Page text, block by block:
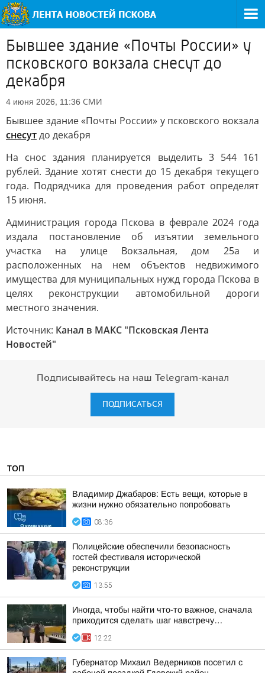
Бывшее здание «Почты России» у
псковского вокзала снесут до
декабря
4 июня 2026, 11:36 СМИ
Бывшее здание «Почты России» у псковского вокзала
снесутдо декабря
На снос здания планируется выделить 3 544 161
рублей. Здание хотят снести до 15 декабря текущего
года. Подрядчика для проведения работ определят
15 июня.
Администрация города Пскова в феврале 2024 года
издала постановление об изъятии земельного
участка на улице Вокзальная, дом 25а и
расположенных на нем объектов недвижимого
имущества для муниципальных нужд города Пскова в
целях реконструкции автомобильной дороги
местного значения.
Источник: Канал в МАКС "Псковская Лента
Новостей"
Подписывайтесь на наш Telegram-канал
ПОДПИСАТЬСЯ
ТОП
Владимир Джабаров: Есть вещи, которые в
жизни нужно обязательно попробовать
08:36
Полицейские обеспечили безопасность
гостей фестиваля исторической
реконструкции
13:55
Иногда, чтобы найти что-то важное, сначала
приходится сделать шаг навстречу…
12:22
Губернатор Михаил Ведерников посетил с